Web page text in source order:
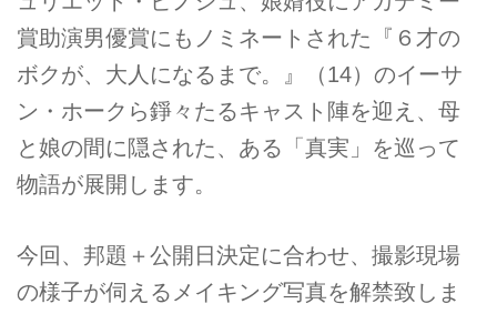
賞助演男優賞にもノミネートされた『６才の
ボクが、大人になるまで。』（14）のイーサ
ン・ホークら錚々たるキャスト陣を迎え、母
と娘の間に隠された、ある「真実」を巡って
物語が展開します。
今回、邦題＋公開日決定に合わせ、撮影現場
の様子が伺えるメイキング写真を解禁致しま